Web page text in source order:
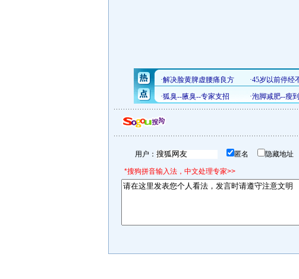
用户： 匿名 隐藏地址
*搜狗拼音输入法，中文处理专家>>